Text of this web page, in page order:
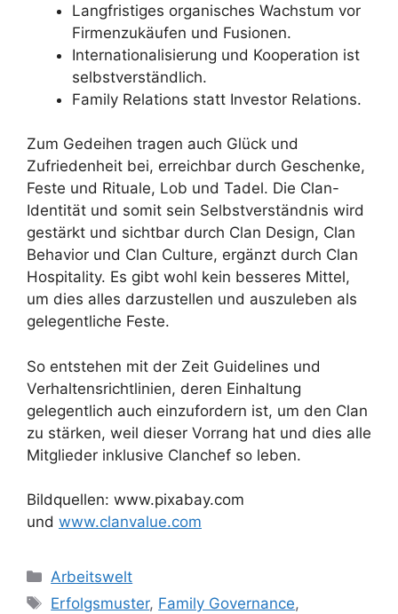
Langfristiges organisches Wachstum vor
Firmenzukäufen und Fusionen.
Internationalisierung und Kooperation ist
selbstverständlich.
Family Relations statt Investor Relations.
Zum Gedeihen tragen auch Glück und
Zufriedenheit bei, erreichbar durch Geschenke,
Feste und Rituale, Lob und Tadel. Die Clan-
Identität und somit sein Selbstverständnis wird
gestärkt und sichtbar durch Clan Design, Clan
Behavior und Clan Culture, ergänzt durch Clan
Hospitality. Es gibt wohl kein besseres Mittel,
um dies alles darzustellen und auszuleben als
gelegentliche Feste.
So entstehen mit der Zeit Guidelines und
Verhaltensrichtlinien, deren Einhaltung
gelegentlich auch einzufordern ist, um den Clan
zu stärken, weil dieser Vorrang hat und dies alle
Mitglieder inklusive Clanchef so leben.
Bildquellen: www.pixabay.com
und www.clanvalue.com
Kategorien
Arbeitswelt
Schlagwörter
Erfolgsmuster, Family Governance,